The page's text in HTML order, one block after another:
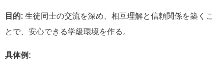
目的: 生徒同士の交流を深め、相互理解と信頼関係を築くこ
とで、安心できる学級環境を作る。
具体例: